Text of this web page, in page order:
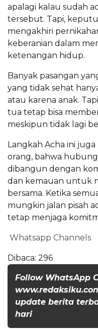
apalagi kalau sudah
tersebut. Tapi,
mengakhiri
keberanian dalam
ketenangan hidup.
Banyak pasangan
yang tidak sehat
atau karena anak.
tua tetap bisa
meskipun tidak lagi
Langkah Acha ini
orang, bahwa
dibangun dengan
dan kemauan untuk
bersama. Ketika
mungkin jalan pisah
tetap menjaga
Whatsapp Channels
Dibaca: 296
Follow WhatsApp
update berita
hari